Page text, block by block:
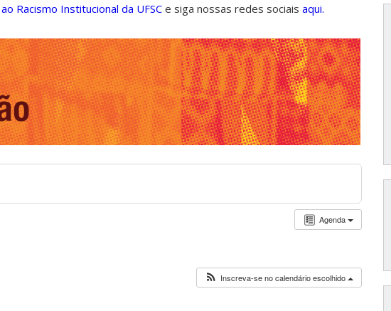
Racismo Institucional da UFSCe siga nossas redes sociais aqui.
Agenda
Inscreva-se no calendário escolhido